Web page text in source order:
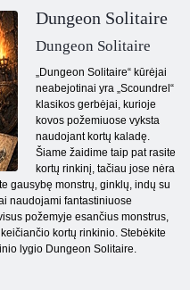
Dungeon Solitaire
Dungeon Solitaire
„Dungeon Solitaire“ kūrėjai
neabejotinai yra „Scoundrel“
klasikos gerbėjai, kurioje
kovos požemiuose vyksta
naudojant kortų kaladę.
Šiame žaidime taip pat rasite
kortų rinkinį, tačiau jose nėra
gausybę monstrų, ginklų, indų su
naudojami fantastiniuose
požemyje esančius monstrus,
kortų rinkinio. Stebėkite
lygio Dungeon Solitaire.